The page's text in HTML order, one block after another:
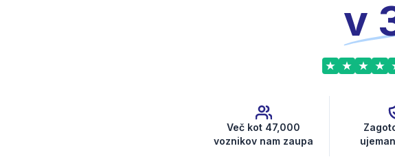
v
Več kot 47,000
voznikov nam zaupa